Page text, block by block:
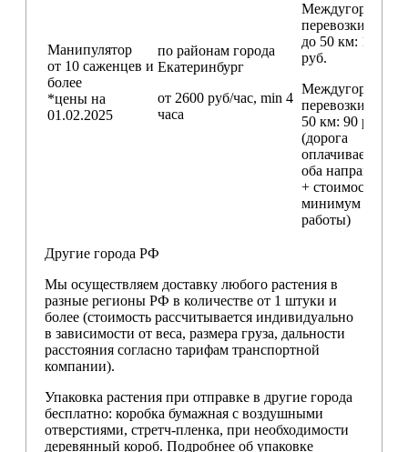
Манипулятор
от 10 саженцев и
более
*цены на
01.02.2025
по районам города
Екатеринбург
от 2600 руб/час, min 4
часа
Междугородние
перевозки
до 50 км: 18 000
руб.
Междугородние
перевозки
50 км: 90 руб./км
(дорога
оплачивается в
оба направления
+ стоимость
минимум 4
работы)
Другие города РФ
Мы осуществляем доставку любого растения в
разные регионы РФ в количестве от 1 штуки и
более (стоимость рассчитывается индивидуально
в зависимости от веса, размера груза, дальности
расстояния согласно тарифам транспортной
компании).
Упаковка растения при отправке в другие города
бесплатно: коробка бумажная с воздушными
отверстиями, стретч-пленка, при необходимости
деревянный короб. Подробнее об упаковке